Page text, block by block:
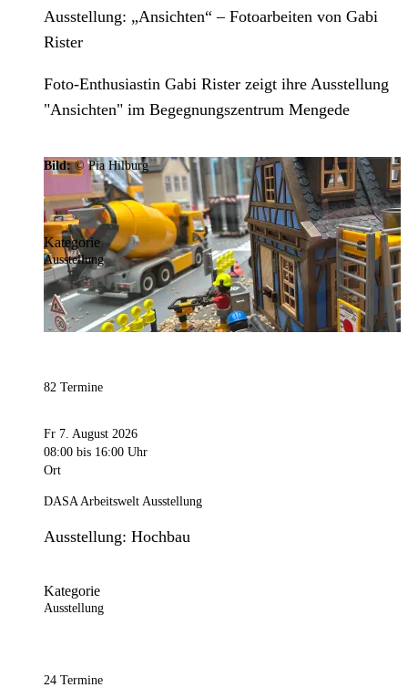
Ausstellung: „Ansichten“ – Fotoarbeiten von Gabi
Rister
Foto-Enthusiastin Gabi Rister zeigt ihre Ausstellung
"Ansichten" im Begegnungszentrum Mengede
Bild:© Pia Hilburg
Kategorie
Ausstellung
82 Termine
Fr 7. August 2026
08:00 bis 16:00 Uhr
Ort
DASA Arbeitswelt Ausstellung
Ausstellung: Hochbau
Kategorie
Ausstellung
24 Termine